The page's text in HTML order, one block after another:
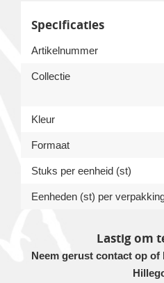
Specificaties
Artikelnummer
Collectie
Kleur
Formaat
Stuks per eenheid (st)
Eenheden (st) per
Lastig om
Neem gerust contact op